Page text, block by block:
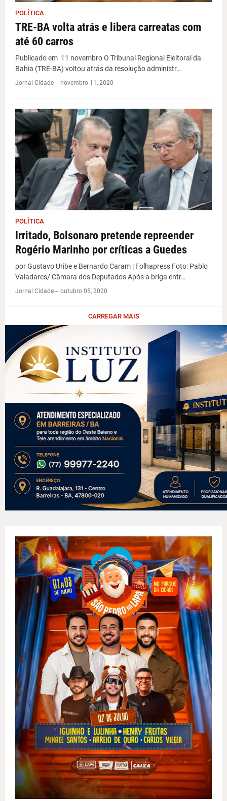
POLÍTICA
TRE-BA volta atrás e libera carreatas com
até 60 carros
Publicado em 11 novembro O Tribunal Regional Eleitoral da
Bahia (TRE-BA) voltou atrás da resolução administr…
Jornal Cidade -- novembro 11, 2020
POLÍTICA
Irritado, Bolsonaro pretende repreender
Rogério Marinho por críticas a Guedes
por Gustavo Uribe e Bernardo Caram | Folhapress Foto: Pablo
Valadares/ Câmara dos Deputados Após a briga entr…
Jornal Cidade -- outubro 05, 2020
CARREGAR MAIS